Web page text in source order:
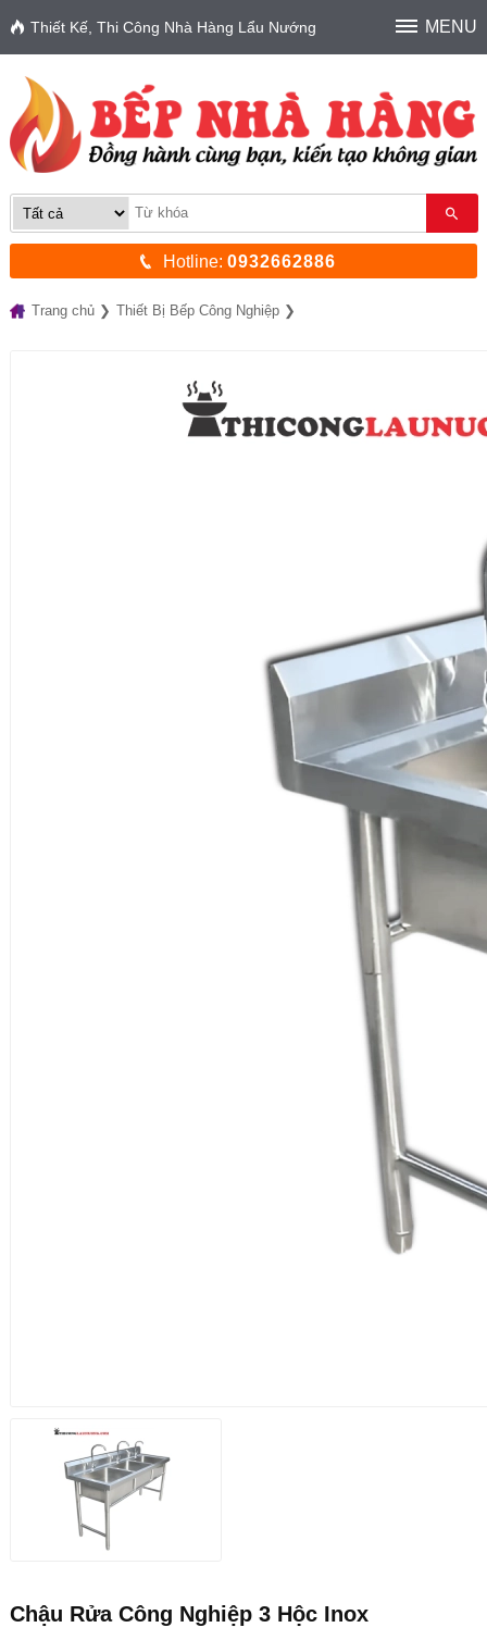
Thiết Kế, Thi Công Nhà Hàng Lẩu Nướng MENU
Hotline:0932662886
Trang chủ Thiết Bị Bếp Công Nghiệp
Chậu Rửa Công Nghiệp 3 Hộc Inox